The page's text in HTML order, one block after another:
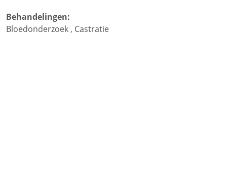
Behandelingen:
Bloedonderzoek , Castratie